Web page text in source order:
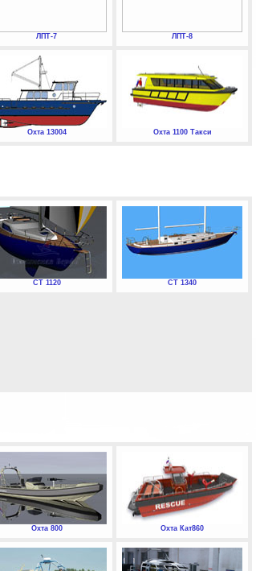
ЛПТ-7 ЛПТ-8
Охта 13004 Охта 1100 Такси
СТ 1120 СТ 1340
Охта 800 Охта Кат860